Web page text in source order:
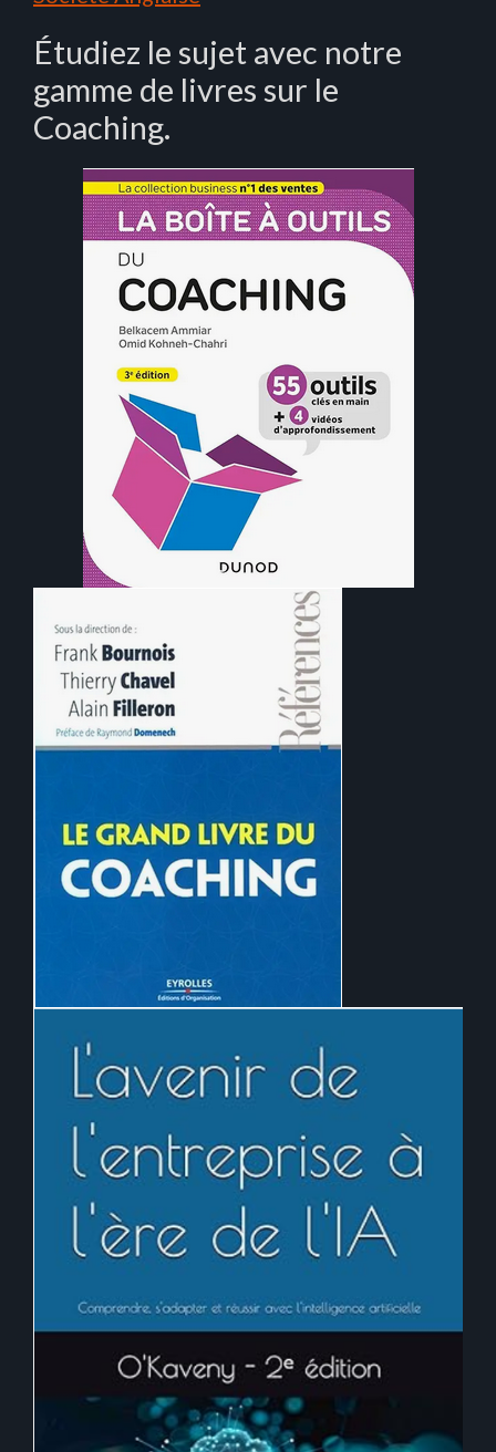
Étudiez le sujet avec notre
gamme de livres sur le
Coaching.